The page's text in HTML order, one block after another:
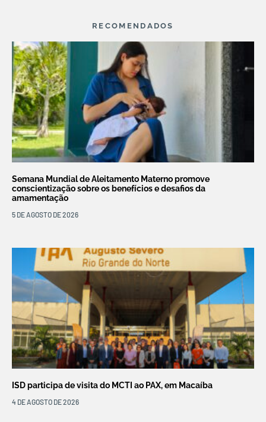
RECOMENDADOS
Semana Mundial de Aleitamento Materno promove
conscientização sobre os benefícios e desafios da
amamentação
5 DE AGOSTO DE 2026
ISD participa de visita do MCTI ao PAX, em Macaíba
4 DE AGOSTO DE 2026